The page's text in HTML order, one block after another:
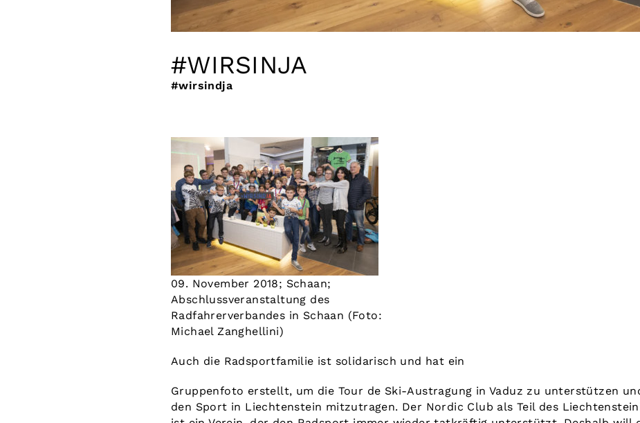
#WIRSINJA
#wirsindja
09. November 2018; Schaan;
Abschlussveranstaltung des
Radfahrerverbandes in Schaan (Foto:
Michael Zanghellini)
Auch die Radsportfamilie ist solidarisch und hat ein
Gruppenfoto erstellt, um die Tour de Ski-Austragung in Vaduz zu unterstützen
den Sport in Liechtenstein mitzutragen. Der Nordic Club als Teil des